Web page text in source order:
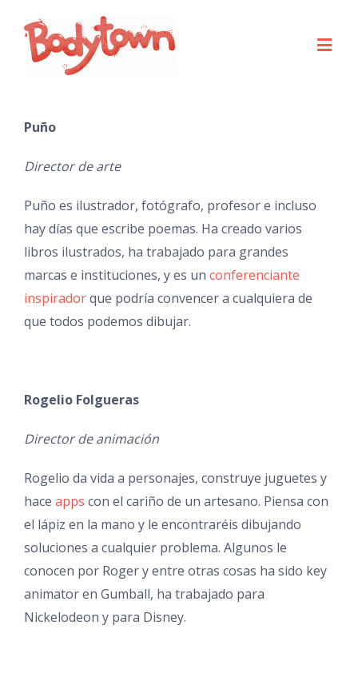
Puño
Director de arte
Puño es ilustrador, fotógrafo, profesor e incluso
hay días que escribe poemas. Ha creado varios
libros ilustrados, ha trabajado para grandes
marcas e instituciones, y es un conferenciante
inspiradorque podría convencer a cualquiera de
que todos podemos dibujar.
Rogelio Folgueras
Director de animación
Rogelio da vida a personajes, construye juguetes y
hace apps con el cariño de un artesano. Piensa con
el lápiz en la mano y le encontraréis dibujando
soluciones a cualquier problema. Algunos le
conocen por Roger y entre otras cosas ha sido key
animator en Gumball, ha trabajado para
Nickelodeon y para Disney.